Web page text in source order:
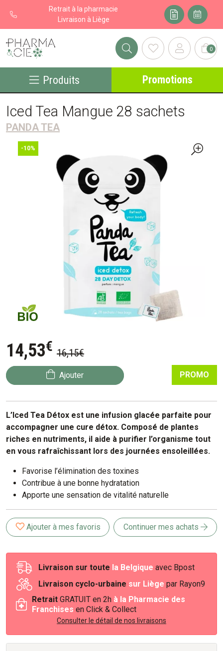
Retrait à la pharmacie
Livraison à Liège
Pharma&cie - Pharmacie des Franchises Votre export 0
Produits Promotions
Iced Tea Mangue 28 sachets
PANDA TEA
-10%
14,53€ 16,15€
Ajouter PROMO
L’Iced Tea Détox est une infusion glacée parfaite pour
accompagner une cure détox. Composé de plantes
riches en nutriments, il aide à purifier l’organisme tout
en vous rafraîchissant lors des journées ensoleillées.
Favorise l’élimination des toxines
Contribue à une bonne hydratation
Apporte une sensation de vitalité naturelle
Ajouter à mes favoris Continuer mes achats
Livraison sur toute la Belgique avec Bpost
Livraison cyclo-urbaine sur Liège par Rayon9
Retrait GRATUIT en 2h à la Pharmacie des
Franchises en Click & Collect
Consulter le détail de nos livraisons